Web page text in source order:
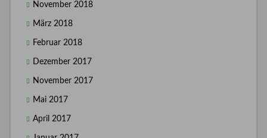
November 2018
März 2018
Februar 2018
Dezember 2017
November 2017
Mai 2017
April 2017